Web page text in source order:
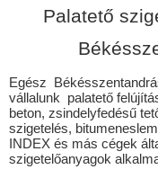
Bucsa
Csabacsűd
Csabaszabadi
Csanádapáca
Csárdaszállás
Palatető
Egész
vállalunk palatető
beton, zsindelyfedésű
szigetelés,
INDEX és más cégek
szigetelőanyagok